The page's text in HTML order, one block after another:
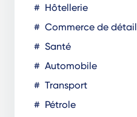
Hôtellerie
Commerce de détail
Santé
Automobile
Transport
Pétrole